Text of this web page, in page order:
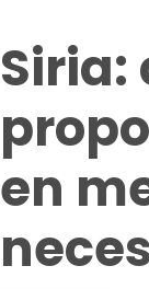
Siria:
en